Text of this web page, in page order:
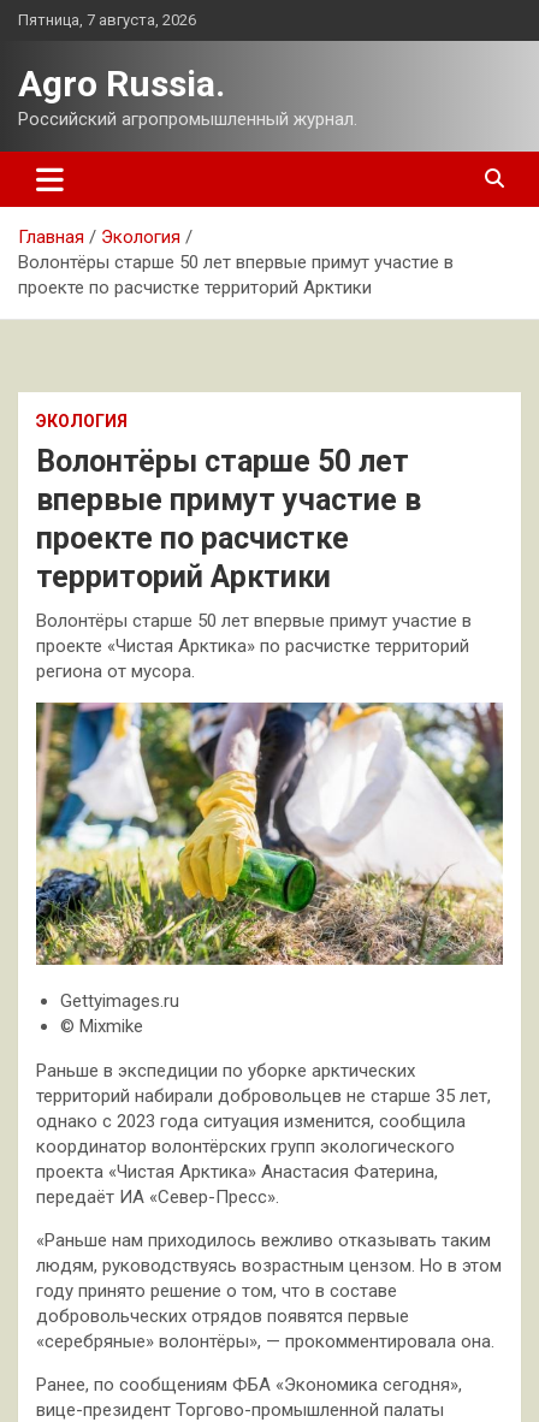
Перейти
Пятница, 7 августа, 2026
Agro Russia.
Российский агропромышленный журнал.
Главная
Экология
Волонтёры старше 50 лет впервые примут участие в
проекте по расчистке территорий Арктики
ЭКОЛОГИЯ
Волонтёры старше 50 лет
впервые примут участие в
проекте по расчистке
территорий Арктики
Волонтёры старше 50 лет впервые примут участие в
проекте «Чистая Арктика» по расчистке территорий
региона от мусора.
Gettyimages.ru
© Mixmike
Раньше в экспедиции по уборке арктических
территорий набирали добровольцев не старше 35 лет,
однако с 2023 года ситуация изменится, сообщила
координатор волонтёрских групп экологического
проекта «Чистая Арктика» Анастасия Фатерина,
передаёт ИА «Север-Пресс».
«Раньше нам приходилось вежливо отказывать таким
людям, руководствуясь возрастным цензом. Но в этом
году принято решение о том, что в составе
добровольческих отрядов появятся первые
«серебряные» волонтёры», — прокомментировала она.
Ранее, по сообщениям ФБА «Экономика сегодня»,
вице-президент Торгово-промышленной палаты